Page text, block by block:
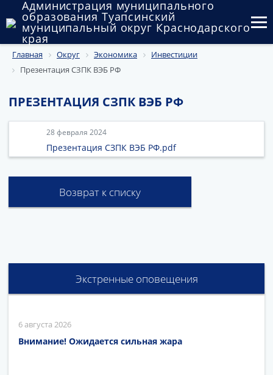
Администрация муниципального
образования Туапсинский
муниципальный округ Краснодарского
края
Округ
Муниципальные закупки
Государственный и муниципальный контроль
Публичные слушания и общественные обсуждения
Главная Округ Экономика
Инвестиции
Презентация СЗПК ВЭБ РФ
ПРЕЗЕНТАЦИЯ СЗПК ВЭБ РФ
28 февраля 2024
Презентация СЗПК ВЭБ РФ.pdf
Возврат к списку
Экстренные оповещения
6 августа 2026
Внимание! Ожидается сильная жара